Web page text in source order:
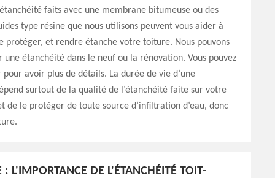
faits avec une membrane bitumeuse ou des
type résine que nous utilisons peuvent vous aider à
protéger, et rendre étanche votre toiture. Nous pouvons
étanchéité dans le neuf ou la rénovation. Vous pouvez
avoir plus de détails. La durée de vie d’une
surtout de la qualité de l’étanchéité faite sur votre
de le protéger de toute source d’infiltration d’eau, donc
: L'IMPORTANCE DE L'ÉTANCHÉITÉ TOIT-